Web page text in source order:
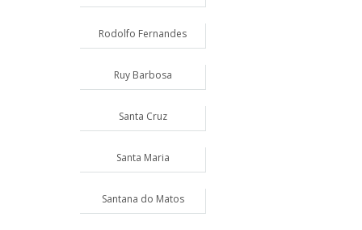
Rodolfo Fernandes
Ruy Barbosa
Santa Cruz
Santa Maria
Santana do Matos